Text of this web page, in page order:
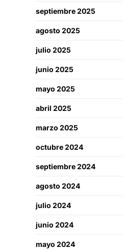
septiembre 2025
agosto 2025
julio 2025
junio 2025
mayo 2025
abril 2025
marzo 2025
octubre 2024
septiembre 2024
agosto 2024
julio 2024
junio 2024
mayo 2024